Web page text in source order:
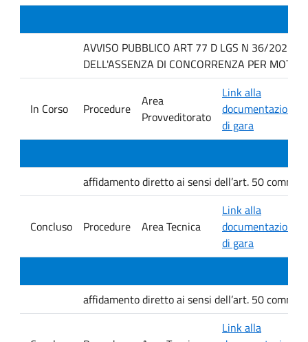
AVVISO PUBBLICO ART 77 D LGS N 36/2023
DELL'ASSENZA DI CONCORRENZA PER MOTIVI
In Corso Procedure
Area
Provveditorato
Link alla
documentazione
di gara
affidamento diretto ai sensi dell’art. 50
Concluso Procedure Area Tecnica
Link alla
documentazione
di gara
affidamento diretto ai sensi dell’art. 50
Link alla